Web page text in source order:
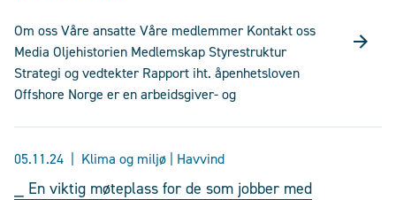
Om oss Våre ansatte Våre medlemmer Kontakt oss
Media Oljehistorien Medlemskap Styrestruktur
Strategi og vedtekter Rapport iht. åpenhetsloven
Offshore Norge er en arbeidsgiver- og
05.11.24 Klima og miljø | Havvind
⎯ En viktig møteplass for de som jobber med